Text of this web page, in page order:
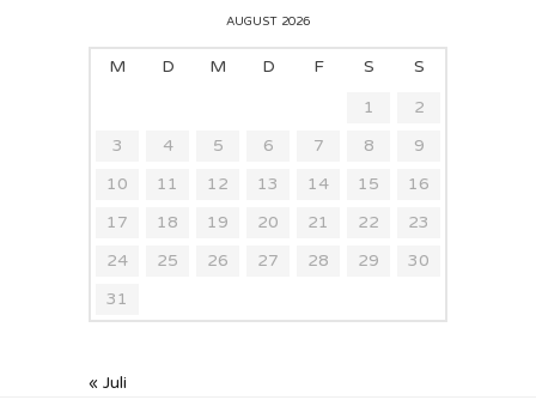
AUGUST 2026
M D M D F S
S
1
2
3
4 5 6 7 8
9
10
11 12 13 14 15
16
17
18 19 20 21 22
23
24
25 26 27 28 29
30
31
« Juli